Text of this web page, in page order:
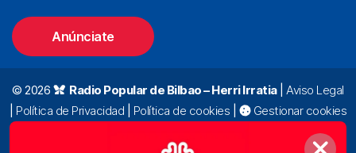
Anúnciate
© 2026 Radio Popular de Bilbao – Herri Irratia| Aviso Legal
Política de Privacidad Política de cookies
Gestionar cookies
94 423 92 00|